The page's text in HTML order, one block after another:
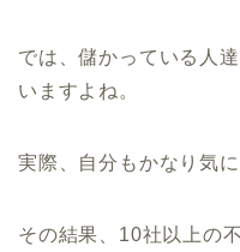
では、儲かっている人
いますよね。
実際、自分もかなり気
その結果、 10社以上の